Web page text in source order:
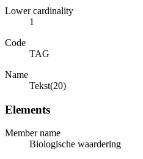
Lower cardinality
1
Code
TAG
Name
Tekst(20)
Elements
Member name
Biologische waardering